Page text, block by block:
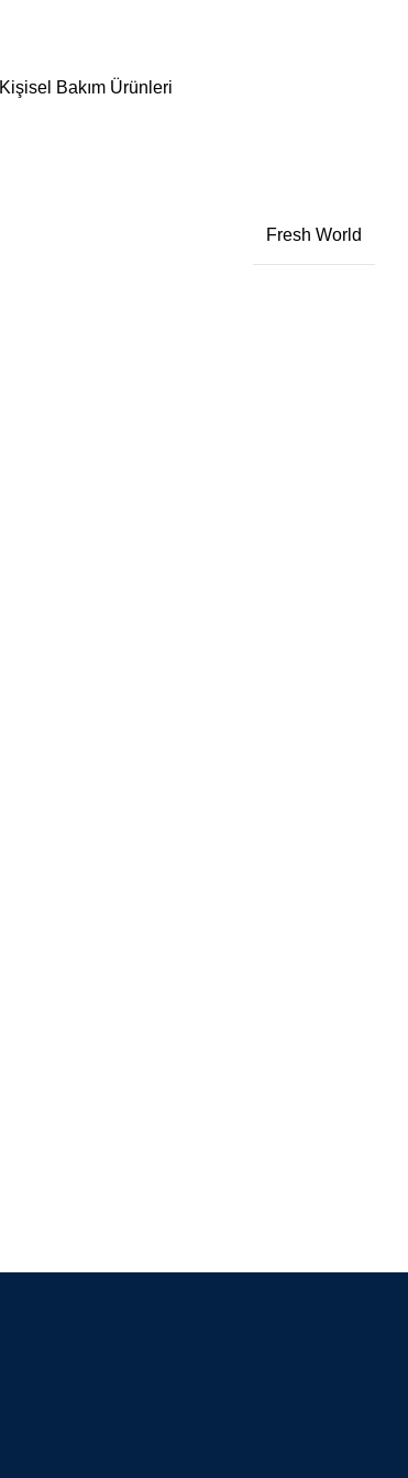
Kişisel Bakım Ürünleri
Fresh World